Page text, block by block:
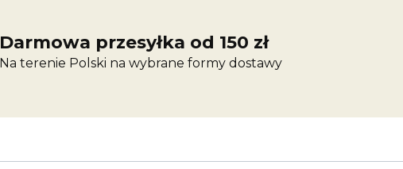
Darmowa przesyłka od 150 zł
Na terenie Polski na wybrane formy dostawy